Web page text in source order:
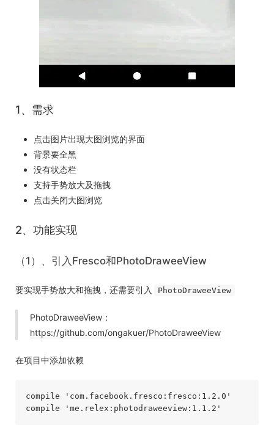
1、需求
点击图片出现大图浏览的界面
背景要全黑
没有状态栏
支持手势放大及拖拽
点击关闭大图浏览
2、功能实现
（1）、引入Fresco和PhotoDraweeView
要实现手势放大和拖拽，还需要引入 PhotoDraweeView
PhotoDraweeView：
https://github.com/ongakuer/PhotoDraweeView
在项目中添加依赖
compile 'com.facebook.fresco:fresco:1.2.0'